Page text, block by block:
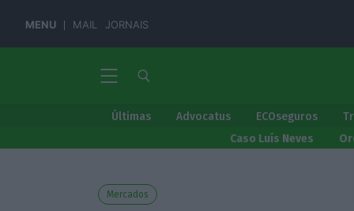
MENU MAIL JORNAIS
Últimas Advocatus ECOseguros
Caso Luís Neves
Mercados